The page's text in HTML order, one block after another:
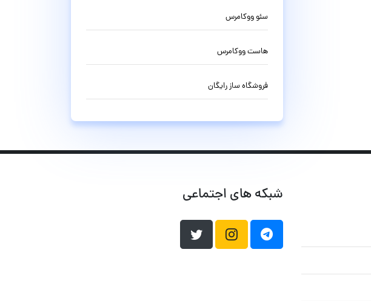
سئو ووکامرس
هاست ووکامرس
فروشگاه ساز رایگان
شبکه های اجتماعی